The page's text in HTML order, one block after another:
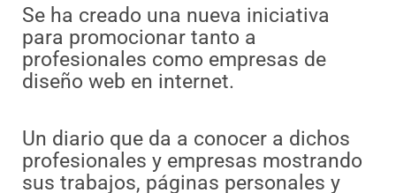
Se ha creado una nueva iniciativa
para promocionar tanto a
profesionales como empresas de
diseño web en internet.
Un diario que da a conocer a dichos
profesionales y empresas mostrando
sus trabajos, páginas personales y